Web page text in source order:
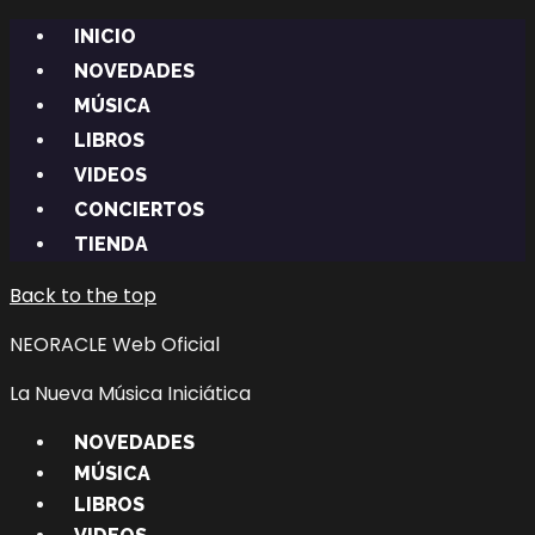
INICIO
NOVEDADES
MÚSICA
LIBROS
VIDEOS
CONCIERTOS
TIENDA
Back to the top
NEORACLE Web Oficial
La Nueva Música Iniciática
NOVEDADES
MÚSICA
LIBROS